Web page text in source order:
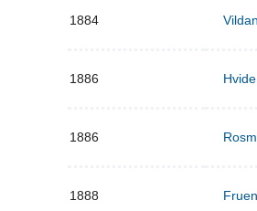
1884
1886
1886
1888